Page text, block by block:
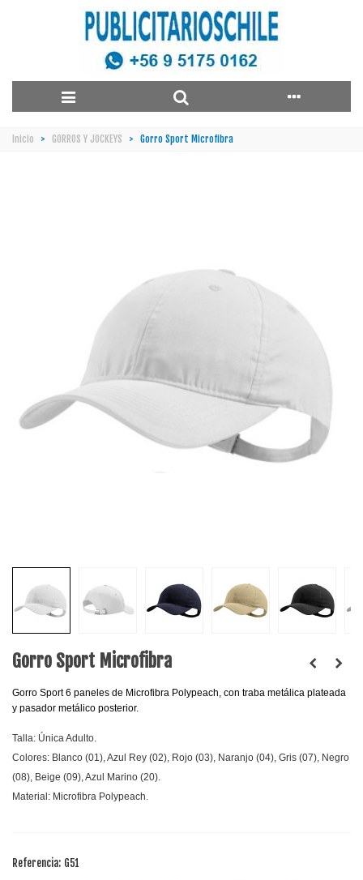
Inicio > GORROS Y JOCKEYS > Gorro Sport Microfibra
Gorro Sport Microfibra
Gorro Sport 6 paneles de Microfibra Polypeach, con traba metálica plateada
y pasador metálico posterior.
Talla: Única Adulto.
Colores: Blanco (01), Azul Rey (02), Rojo (03), Naranjo (04), Gris (07), Negro
(08), Beige (09), Azul Marino (20).
Material: Microfibra Polypeach.
Referencia: G51